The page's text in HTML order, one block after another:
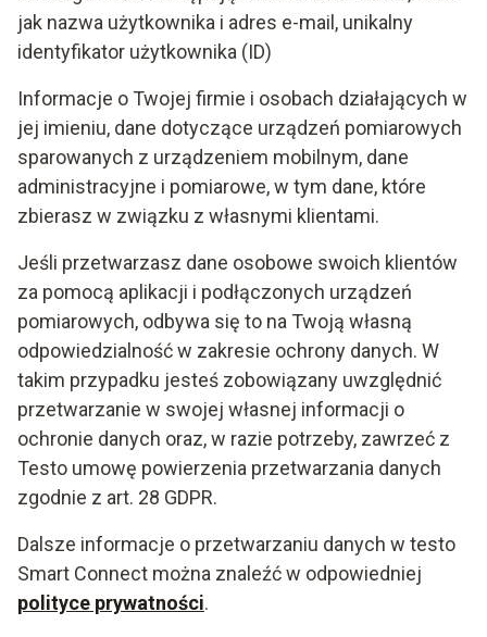
jak nazwa użytkownika i adres e-mail, unikalny
identyfikator użytkownika (ID)
Informacje o Twojej firmie i osobach działających w
jej imieniu, dane dotyczące urządzeń pomiarowych
sparowanych z urządzeniem mobilnym, dane
administracyjne i pomiarowe, w tym dane, które
zbierasz w związku z własnymi klientami.
Jeśli przetwarzasz dane osobowe swoich klientów
za pomocą aplikacji i podłączonych urządzeń
pomiarowych, odbywa się to na Twoją własną
odpowiedzialność w zakresie ochrony danych. W
takim przypadku jesteś zobowiązany uwzględnić
przetwarzanie w swojej własnej informacji o
ochronie danych oraz, w razie potrzeby, zawrzeć z
Testo umowę powierzenia przetwarzania danych
zgodnie z art. 28 GDPR.
Dalsze informacje o przetwarzaniu danych w testo
Smart Connect można znaleźć w odpowiedniej
polityce prywatności.